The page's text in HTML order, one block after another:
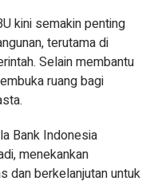
kini semakin penting
terutama di
Selain membantu
ruang bagi
Bank Indonesia
menekankan
dan berkelanjutan untuk